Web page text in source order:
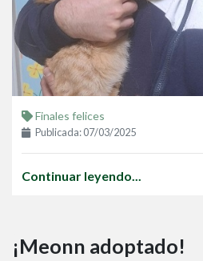
Finales felices
Publicada: 07/03/2025
Continuar leyendo...
¡Meonn adoptado!